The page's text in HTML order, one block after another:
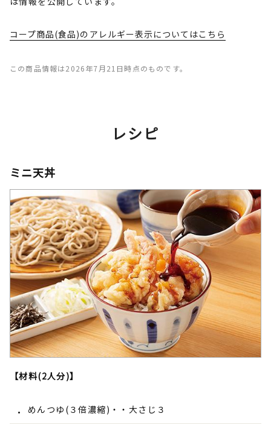
コープ商品(食品)のアレルギー表示についてはこちら
この商品情報は2026年7月21日時点のものです。
レシピ
ミニ天丼
【材料(2人分)】
めんつゆ(３倍濃縮)・・大さじ３